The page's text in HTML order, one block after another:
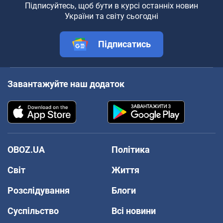
Підписуйтесь, щоб бути в курсі останніх новин
України та світу сьогодні
Підписатись
Завантажуйте наш додаток
OBOZ.UA
Політика
Світ
Життя
Розслідування
Блоги
Суспільство
Всі новини